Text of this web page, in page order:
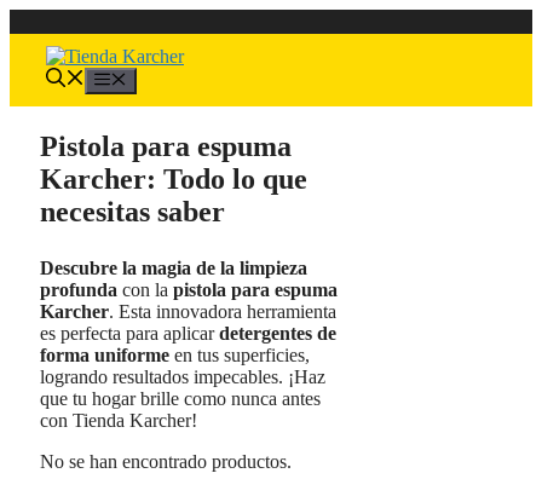
al
contenido
Pistola para espuma
Karcher: Todo lo que
necesitas saber
Descubre la magia de la limpieza
profunda con la pistola para espuma
Karcher. Esta innovadora herramienta
es perfecta para aplicardetergentes de
forma uniforme en tus superficies,
logrando resultados impecables. ¡Haz
que tu hogar brille como nunca antes
con Tienda Karcher!
No se han encontrado productos.